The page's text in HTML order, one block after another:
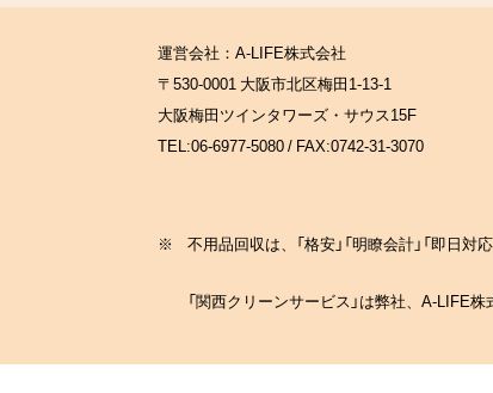
運営会社：A-LIFE株式会社
〒530-0001 大阪市北区梅田1-13-1
大阪梅田ツインタワーズ・サウス15F
TEL:06-6977-5080 / FAX:0742-31-3070
※ 不用品回収は、「格安」「明瞭会計」「即日
「関西クリーンサービス」は弊社、A-LIFE